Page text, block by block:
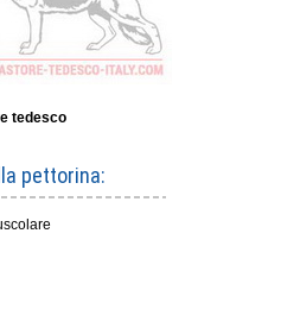
tedesco
pettorina: